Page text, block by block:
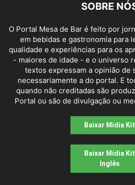
SOBRE
O Portal Mesa de Bar é feito por
em bebidas e gastronomia para
qualidade e experiências para os
- maiores de idade - e o universo
textos expressam a opinião de
necessariamente a do portal. E
quando não creditadas são
Portal ou são de divulgação ou
Baixar Mídia Kit
Baixar Mídia Kit
Inglês